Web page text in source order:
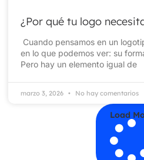
¿Por qué tu logo
Cuando pensamos en un
en lo que podemos ver: su
Pero hay un elemento igual de
marzo 3, 2026 No hay comentarios
Load